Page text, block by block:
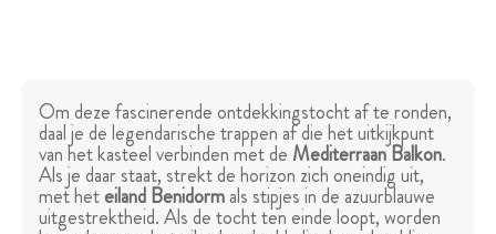
Om deze fascinerende ontdekkingstocht af te ronden,
daal je de legendarische trappen af die het uitkijkpunt
van het kasteel verbinden met de Mediterraan Balkon.
Als je daar staat, strekt de horizon zich oneindig uit,
met heteiland Benidormals stipjes in de azuurblauwe
uitgestrektheid. Als de tocht ten einde loopt, worden